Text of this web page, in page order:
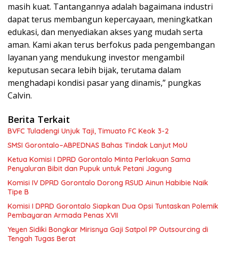
masih kuat. Tantangannya adalah bagaimana industri
dapat terus membangun kepercayaan, meningkatkan
edukasi, dan menyediakan akses yang mudah serta
aman. Kami akan terus berfokus pada pengembangan
layanan yang mendukung investor mengambil
keputusan secara lebih bijak, terutama dalam
menghadapi kondisi pasar yang dinamis,” pungkas
Calvin.
Berita Terkait
BVFC Tuladengi Unjuk Taji, Timuato FC Keok 3-2
SMSI Gorontalo–ABPEDNAS Bahas Tindak Lanjut MoU
Ketua Komisi I DPRD Gorontalo Minta Perlakuan Sama
Penyaluran Bibit dan Pupuk untuk Petani Jagung
Komisi IV DPRD Gorontalo Dorong RSUD Ainun Habibie Naik
Tipe B
Komisi I DPRD Gorontalo Siapkan Dua Opsi Tuntaskan Polemik
Pembayaran Armada Penas XVII
Yeyen Sidiki Bongkar Mirisnya Gaji Satpol PP Outsourcing di
Tengah Tugas Berat